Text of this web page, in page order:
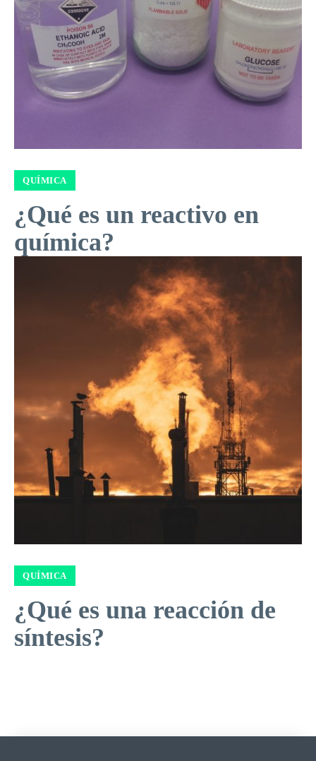
QUÍMICA
¿Qué es un reactivo en
química?
QUÍMICA
¿Qué es una reacción de
síntesis?